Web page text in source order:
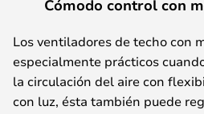
Cómodo control con
Los ventiladores de techo con
especialmente prácticos
la circulación del aire con
con luz, ésta también puede